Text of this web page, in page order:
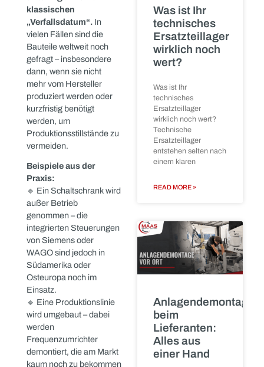
Die Antwort ist oft simpel:
Aus Routine, Zeitmangel
oder Unwissenheit
darüber,dass in diesen
Bauteilen noch ein
erheblicher Wert steckt.
Industriegüter
sind kein
Abfall –
sondern
wertvolle
Ressourcen
Was viele Unternehmen
übersehen:
Industrielle
Komponenten
unterliegen keinem
klassischen
„Verfallsdatum“.In
vielen Fällen sind die
Bauteile weltweit noch
gefragt – insbesondere
größere
Positionen
effizient
verarbeiten
baugleiche oder
ähnlich aufgebaute
Schaltschränke aus
einer
Produktionsanlage frei
werden, stellt sich für
Was ist Ihr
technisches
Ersatzteillager
wirklich noch